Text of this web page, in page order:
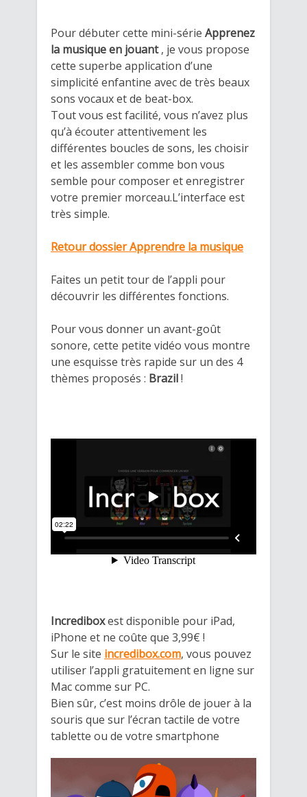
Pour débuter cette mini-série Apprenez
la musique en jouant, je vous propose
cette superbe application d’une
simplicité enfantine avec de très beaux
sons vocaux et de beat-box.
Tout vous est facilité, vous n’avez plus
qu’à écouter attentivement les
différentes boucles de sons, les choisir
et les assembler comme bon vous
semble pour composer et enregistrer
votre premier morceau.L’interface est
très simple.
Retour dossier Apprendre la musique
Faites un petit tour de l’appli pour
découvrir les différentes fonctions.
Pour vous donner un avant-goût
sonore, cette petite vidéo vous montre
une esquisse très rapide sur un des 4
thèmes proposés : Brazil!
Incrediboxest disponible pour iPad,
iPhone et ne coûte que 3,99€ !
Sur le site incredibox.com, vous pouvez
utiliser l’appli gratuitement en ligne sur
Mac comme sur PC.
Bien sûr, c’est moins drôle de jouer à la
souris que sur l’écran tactile de votre
tablette ou de votre smartphone